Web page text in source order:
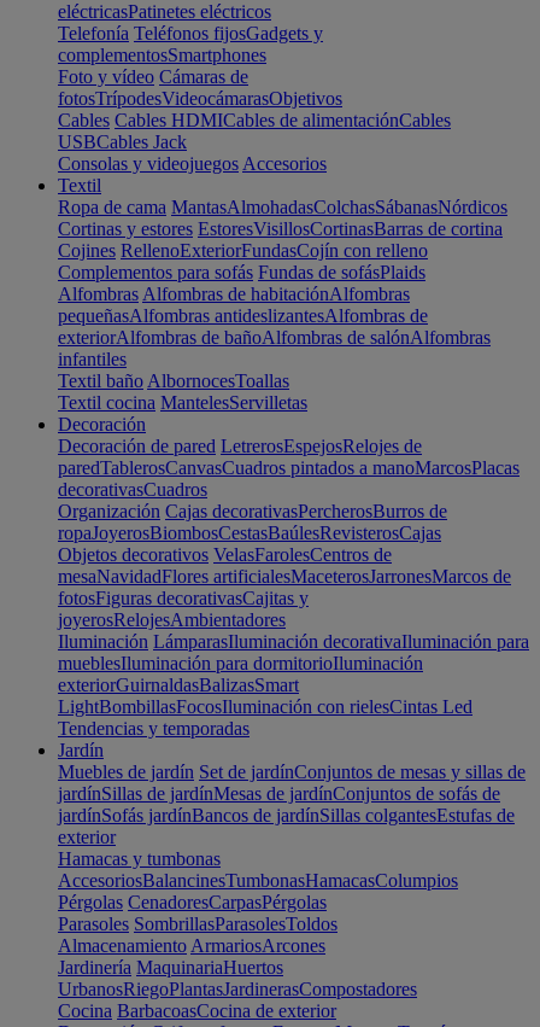
eléctricasPatinetes eléctricos
Telefonía Teléfonos fijosGadgets y
complementosSmartphones
Foto y vídeo Cámaras de
fotosTrípodesVideocámarasObjetivos
Cables Cables HDMICables de alimentaciónCables
USBCables Jack
Consolas y videojuegos Accesorios
Textil
Ropa de cama MantasAlmohadasColchasSábanasNórdicos
Cortinas y estores EstoresVisillosCortinasBarras de cortina
Cojines RellenoExteriorFundasCojín con relleno
Complementos para sofás Fundas de sofásPlaids
Alfombras Alfombras de habitaciónAlfombras
pequeñasAlfombras antideslizantesAlfombras de
exteriorAlfombras de bañoAlfombras de salónAlfombras
infantiles
Textil baño AlbornocesToallas
Textil cocina MantelesServilletas
Decoración
Decoración de pared LetrerosEspejosRelojes de
paredTablerosCanvasCuadros pintados a manoMarcosPlacas
decorativasCuadros
Organización Cajas decorativasPercherosBurros de
ropaJoyerosBiombosCestasBaúlesRevisterosCajas
Objetos decorativos VelasFarolesCentros de
mesaNavidadFlores artificialesMaceterosJarronesMarcos de
fotosFiguras decorativasCajitas y
joyerosRelojesAmbientadores
Iluminación LámparasIluminación decorativaIluminación para
mueblesIluminación para dormitorioIluminación
exteriorGuirnaldasBalizasSmart
LightBombillasFocosIluminación con rielesCintas Led
Tendencias y temporadas
Jardín
Muebles de jardín Set de jardínConjuntos de mesas y sillas de
jardínSillas de jardínMesas de jardínConjuntos de sofás de
jardínSofás jardínBancos de jardínSillas colgantesEstufas de
exterior
Hamacas y tumbonas
AccesoriosBalancinesTumbonasHamacasColumpios
Pérgolas CenadoresCarpasPérgolas
Parasoles SombrillasParasolesToldos
Almacenamiento ArmariosArcones
Jardinería MaquinariaHuertos
UrbanosRiegoPlantasJardinerasCompostadores
Cocina BarbacoasCocina de exterior